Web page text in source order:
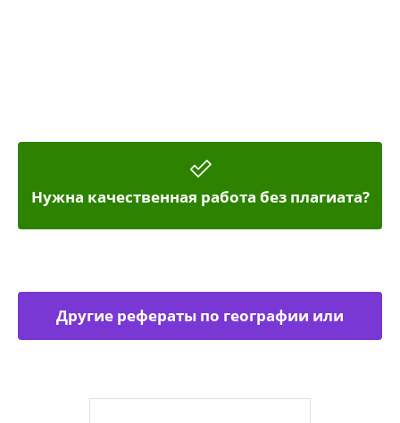
Нужна качественная работа без плагиата?
Другие рефераты по географии или